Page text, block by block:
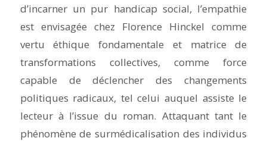
d’incarner un pur handicap social, l’empathie
est envisagée chez Florence Hinckel comme
vertu éthique fondamentale et matrice de
transformations collectives, comme force
capable de déclencher des changements
politiques radicaux, tel celui auquel assiste le
lecteur à l’issue du roman. Attaquant tant le
phénomène de surmédicalisation des individus